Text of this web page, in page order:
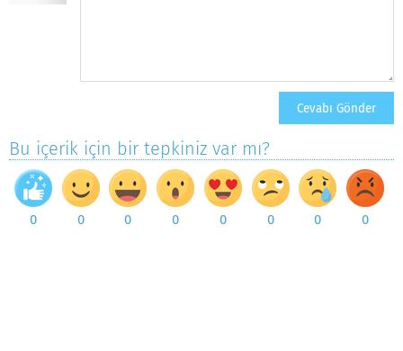
Bu içerik için bir tepkiniz var mı?
0 0 0 0 0 0 0 0